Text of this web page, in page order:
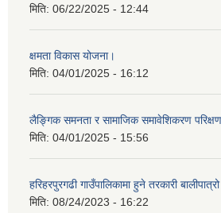
मिति: 06/22/2025 - 12:44
क्षमता विकास योजना।
मिति: 04/01/2025 - 16:12
लैङ्गिक समनता र सामाजिक समावेशिकरण
मिति: 04/01/2025 - 15:56
हरिहरपुरगढी गाउँपालिकामा हुने तरकारी
मिति: 08/24/2023 - 16:22